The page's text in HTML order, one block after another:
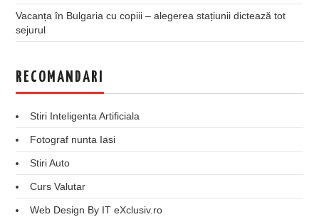
Vacanța în Bulgaria cu copiii – alegerea stațiunii dictează tot
sejurul
RECOMANDARI
Stiri Inteligenta Artificiala
Fotograf nunta Iasi
Stiri Auto
Curs Valutar
Web Design By IT eXclusiv.ro